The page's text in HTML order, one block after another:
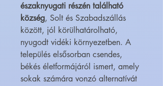
északnyugati részén található
község, Solt és Szabadszállás
között, jól körülhatárolható,
nyugodt vidéki környezetben. A
település elsősorban csendes,
békés életformájáról ismert, amely
sokak számára vonzó alternatívát